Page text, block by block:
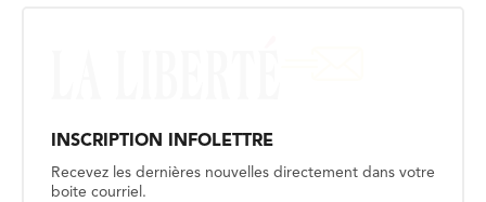
INSCRIPTION INFOLETTRE
Recevez les dernières nouvelles directement dans votre
boite courriel.